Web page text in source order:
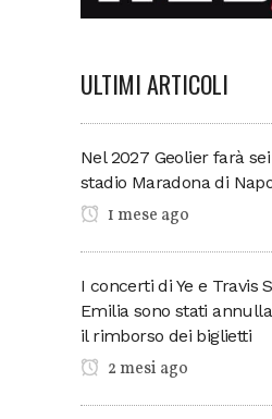
ULTIMI ARTICOLI
Nel 2027 Geolier farà
stadio Maradona di
1 mese ago
I concerti di Ye e Travis
Emilia sono stati
il rimborso dei biglietti
2 mesi ago